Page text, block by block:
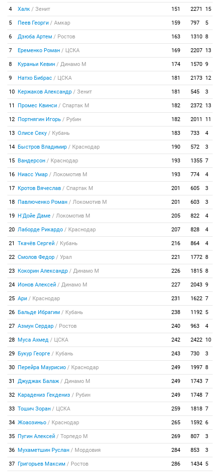
4 Халк / Зенит 151 2271 15
5 Пеев Георги / Амкар 159 797 5
6 Дзюба Артем / Ростов 163 1310 8
7 Еременко Роман / ЦСКА 169 2207 13
8 Кураньи Кевин / Динамо М 174 1570 9
9 Натхо Бибрас / ЦСКА 181 2173 12
10 Кержаков Александр / Зенит 181 545 3
11 Промес Квинси / Спартак М 182 2372 13
12 Портнягин Игорь / Рубин 182 2011 11
13 Олисе Секу / Кубань 183 733 4
14 Быстров Владимир / Краснодар 190 572 3
15 Вандерсон / Краснодар 193 1355 7
16 Ниасс Умар / Локомотив М 193 774 4
17 Кротов Вячеслав / Спартак М 201 605 3
18 Павлюченко Роман / Локомотив М 201 603 3
19 Н'Дойе Даме / Локомотив М 205 822 4
20 Лаборде Рикардо / Краснодар 207 828 4
21 Ткачёв Сергей / Кубань 216 864 4
22 Смолов Федор / Урал 221 1772 8
23 Кокорин Александр / Динамо М 226 1815 8
24 Ионов Алексей / Динамо М 227 2043 9
25 Ари / Краснодар 231 1622 7
26 Бальде Ибрагим / Кубань 238 1192 5
27 Азмун Сердар / Ростов 240 963 4
28 Муса Ахмед / ЦСКА 242 2422 10
29 Букур Георге / Кубань 243 730 3
30 Перейра Маурисио / Краснодар 249 1997 8
31 Джуджак Балаж / Динамо М 249 1743 7
32 Карадениз Гекдениз / Рубин 249 1748 7
33 Тошич Зоран / ЦСКА 259 1818 7
34 Жоаозиньо / Краснодар 265 1592 6
35 Пугин Алексей / Торпедо М 269 807 3
36 Мухаметшин Руслан / Мордовия 284 853 3
37 Григорьев Максим / Ростов 286 1434 5